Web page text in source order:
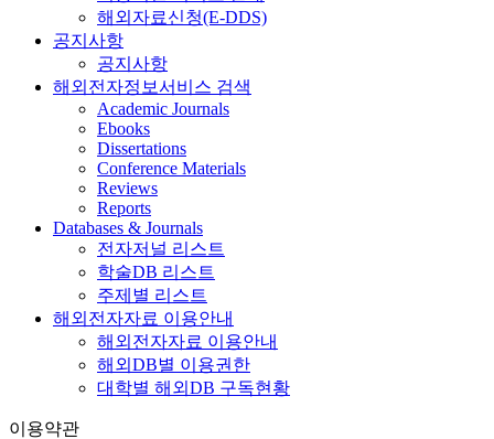
해외자료신청(E-DDS)
공지사항
공지사항
해외전자정보서비스 검색
Academic Journals
Ebooks
Dissertations
Conference Materials
Reviews
Reports
Databases & Journals
전자저널 리스트
학술DB 리스트
주제별 리스트
해외전자자료 이용안내
해외전자자료 이용안내
해외DB별 이용권한
대학별 해외DB 구독현황
이용약관